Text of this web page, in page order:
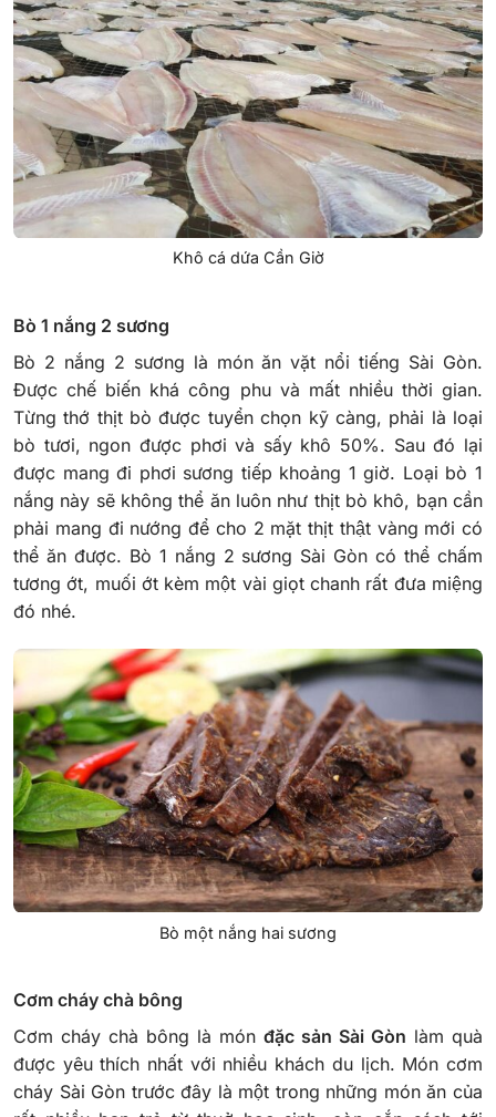
Khô cá dứa Cần Giờ
Bò 1 nắng 2 sương
Bò 2 nắng 2 sương là món ăn vặt nổi tiếng Sài Gòn.
Được chế biến khá công phu và mất nhiều thời gian.
Từng thớ thịt bò được tuyển chọn kỹ càng, phải là loại
bò tươi, ngon được phơi và sấy khô 50%. Sau đó lại
được mang đi phơi sương tiếp khoảng 1 giờ. Loại bò 1
nắng này sẽ không thể ăn luôn như thịt bò khô, bạn cần
phải mang đi nướng để cho 2 mặt thịt thật vàng mới có
thể ăn được. Bò 1 nắng 2 sương Sài Gòn có thể chấm
tương ớt, muối ớt kèm một vài giọt chanh rất đưa miệng
đó nhé.
Bò một nắng hai sương
Cơm cháy chà bông
Cơm cháy chà bông là món đặc sản Sài Gòn làm quà
được yêu thích nhất với nhiều khách du lịch. Món cơm
cháy Sài Gòn trước đây là một trong những món ăn của